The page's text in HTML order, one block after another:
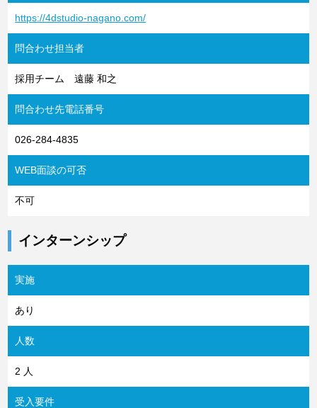
https://4dstudio-nagano.com/
問合わせ担当者
採用チーム 遠藤 和之
問合わせ先電話番号
026-284-4835
WEB面談の可否
不可
インターンシップ
実施
あり
人数
2 人
受入要件